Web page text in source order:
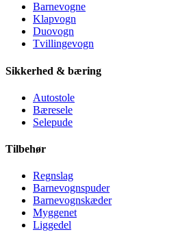
Barnevogne
Klapvogn
Duovogn
Tvillingevogn
Sikkerhed & bæring
Autostole
Bæresele
Selepude
Tilbehør
Regnslag
Barnevognspuder
Barnevognskæder
Myggenet
Liggedel